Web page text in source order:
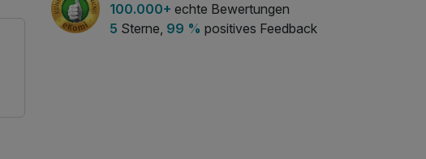
100.000+ echte Bewertungen
5 Sterne, 99 % positives Feedback